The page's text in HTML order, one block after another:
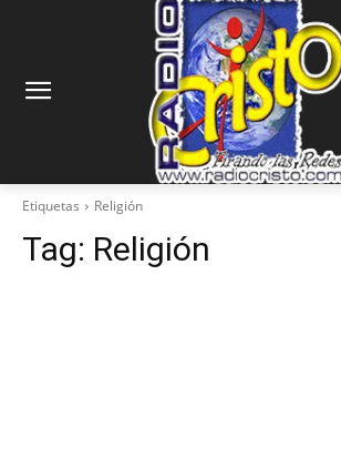
Etiquetas Religión
Tag: Religión